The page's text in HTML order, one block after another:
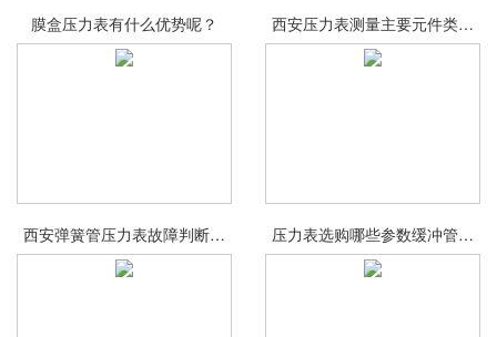
膜盒压力表有什么优势呢？ 西安压力表测量主要元件类别
介绍
西安弹簧管压力表故障判断与
在线检定
压力表选购哪些参数缓冲管作
用